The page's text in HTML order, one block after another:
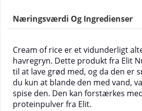
Næringsværdi Og Ingredienser
Cream of rice er et vidunderligt
havregryn. Dette produkt fra Elit
til at lave grød med, og da den er
du kun at blande den med vand,
spise den. Den kan forstærkes
proteinpulver fra Elit.